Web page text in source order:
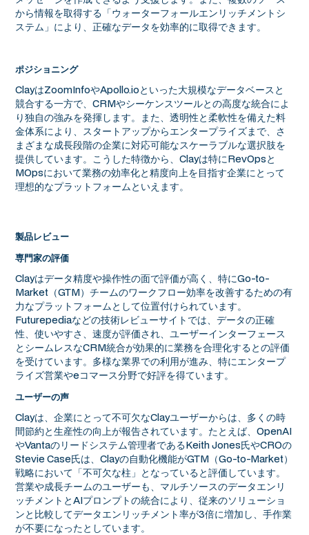
から情報を取得する「ウォーターフォールエンリッチメントシ
ステム」により、正確なデータを効率的に取得できます。
ポジショニング
ClayはZoomInfoやApollo.ioといった大規模なデータベースと
競合する一方で、CRMやシーケンスツールとの高度な統合によ
り独自の強みを発揮します。また、透明性と柔軟性を備えた料
金体系により、スタートアップからエンタープライズまで、さ
まざまな成長段階の企業に対応可能なスケーラブルな選択肢を
提供しています。こうした特徴から、Clayは特にRevOpsと
MOpsにおいて業務の効率化と精度向上を目指す企業にとって
理想的なプラットフォームといえます。
製品レビュー
専門家の評価
Clayはデータ精度や操作性の面で評価が高く、特にGo-to-
Market（GTM）チームのワークフロー効率を改善するための有
力なプラットフォームとして位置付けられています。
Futurepediaなどの技術レビューサイトでは、データの正確
性、使いやすさ、速度が評価され、ユーザーインターフェース
とシームレスなCRM統合が効果的に業務を合理化するとの評価
を受けています。多様な業界での利用が進み、特にエンタープ
ライズ営業やeコマース分野で好評を得ています。
ユーザーの声
Clayは、企業にとって不可欠なClayユーザーからは、多くの時
間節約と生産性の向上が報告されています。たとえば、OpenAI
やVantaのリードシステム管理者であるKeith Jones氏やCROの
Stevie Case氏は、Clayの自動化機能がGTM（Go-to-Market）
戦略において「不可欠な柱」となっていると評価しています。
営業や成長チームのユーザーも、マルチソースのデータエンリ
ッチメントとAIプロンプトの統合により、従来のソリューショ
ンと比較してデータエンリッチメント率が3倍に増加し、手作業
が不要になったとしています。